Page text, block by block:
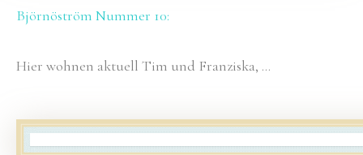
Björnöström Nummer 10:
Hier wohnen aktuell Tim und Franziska, …